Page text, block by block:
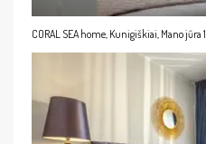
CORAL SEA home, Kunigiškiai, Mano jūra 1